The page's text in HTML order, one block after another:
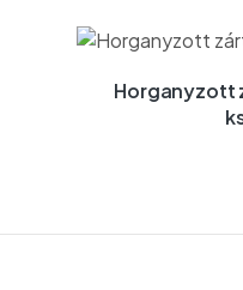
Horganyzott